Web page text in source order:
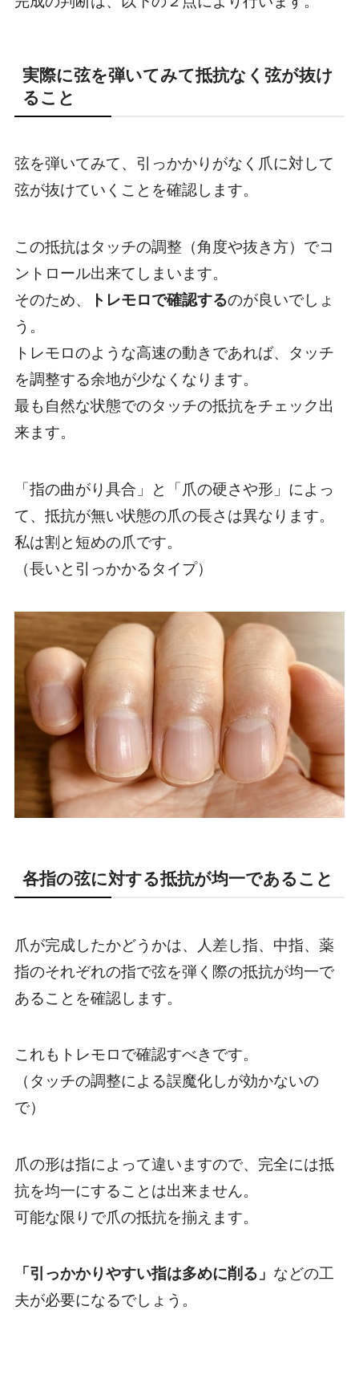
実際に弦を弾いてみて抵抗なく弦が抜け
ること
弦を弾いてみて、 引っかかりがなく爪に対して
弦が抜けていく ことを確認します。
この抵抗はタッチの調整（角度や抜き方）でコ
ントロール出来てしまいます。
そのため、
トレモロで確認するのが良いでしょ
う。
トレモロのような高速の動きであれば、タッチ
を調整する余地が少なくなります。
最も自然な状態でのタッチの抵抗をチェック出
来ます。
「指の曲がり具合」と「爪の硬さや形」によっ
て、抵抗が無い状態の爪の長さは異なります。
私は割と短めの爪です。
（長いと引っかかるタイプ）
各指の弦に対する抵抗が均一であること
爪が完成したかどうかは、人差し指、中指、薬
指のそれぞれの指で弦を弾く際の抵抗が均一で
あることを確認します。
これもトレモロで確認すべきです。
（タッチの調整による誤魔化しが効かないの
で）
爪の形は指によって違いますので、完全には抵
抗を均一にすることは出来ません。
可能な限りで爪の抵抗を揃えます。
「引っかかりやすい指は多めに削る」 などの工
夫が必要になるでしょう。